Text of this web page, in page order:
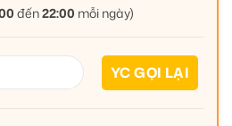
đến22:00 mỗi ngày)